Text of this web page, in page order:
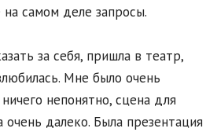
самом деле запросы.
за себя, пришла в театр,
Мне было очень
непонятно, сцена для
далеко. Была презентация